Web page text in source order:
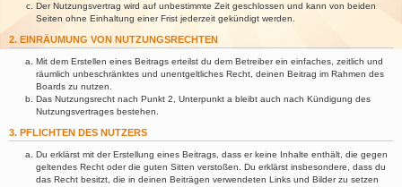
Der Nutzungsvertrag wird auf unbestimmte Zeit geschlossen und kann von beiden
Seiten ohne Einhaltung einer Frist jederzeit gekündigt werden.
2. EINRÄUMUNG VON NUTZUNGSRECHTEN
Mit dem Erstellen eines Beitrags erteilst du dem Betreiber ein einfaches, zeitlich und
räumlich unbeschränktes und unentgeltliches Recht, deinen Beitrag im Rahmen des
Boards zu nutzen.
Das Nutzungsrecht nach Punkt 2, Unterpunkt a bleibt auch nach Kündigung des
Nutzungsvertrages bestehen.
3. PFLICHTEN DES NUTZERS
Du erklärst mit der Erstellung eines Beitrags, dass er keine Inhalte enthält, die gegen
geltendes Recht oder die guten Sitten verstoßen. Du erklärst insbesondere, dass du
das Recht besitzt, die in deinen Beiträgen verwendeten Links und Bilder zu setzen